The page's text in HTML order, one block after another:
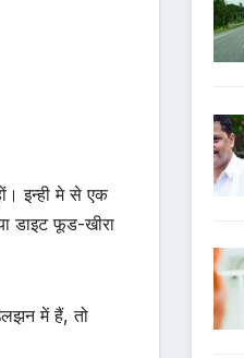
इन्ही मे से एक
डाइट फूड-खीरा
में हैं, तो